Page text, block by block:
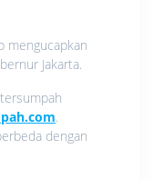
mengucapkan
Jakarta.
.
dengan